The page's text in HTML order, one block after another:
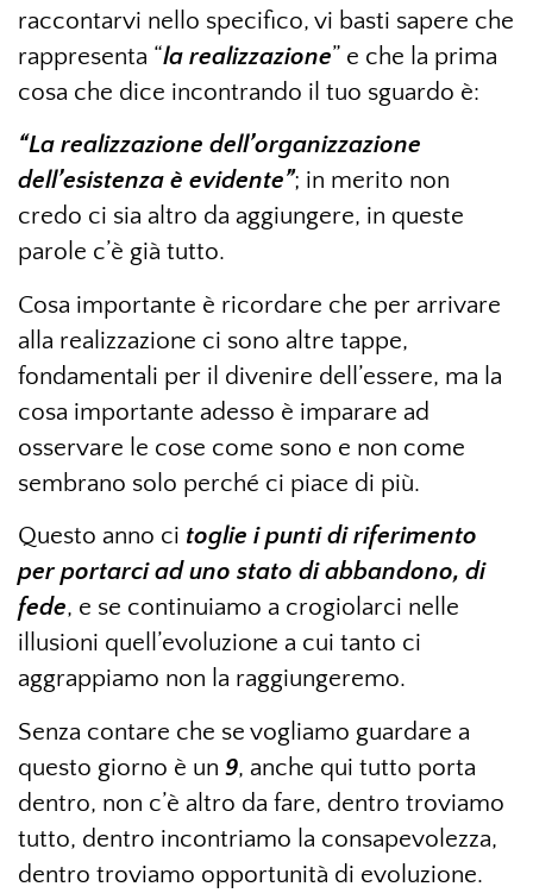
raccontarvi nello specifico, vi basti sapere che
rappresenta “la realizzazione” e che la prima
cosa che dice incontrando il tuo sguardo è:
“La realizzazione dell’organizzazione
dell’esistenza è evidente”; in merito non
credo ci sia altro da aggiungere, in queste
parole c’è già tutto.
Cosa importante è ricordare che per arrivare
alla realizzazione ci sono altre tappe,
fondamentali per il divenire dell’essere, ma la
cosa importante adesso è imparare ad
osservare le cose come sono e non come
sembrano solo perché ci piace di più.
Questo anno ci toglie i punti di riferimento
per portarci ad uno stato di abbandono, di
fede, e se continuiamo a crogiolarci nelle
illusioni quell’evoluzione a cui tanto ci
aggrappiamo non la raggiungeremo.
Senza contare che se vogliamo guardare a
questo giorno è un 9, anche qui tutto porta
dentro, non c’è altro da fare, dentro troviamo
tutto, dentro incontriamo la consapevolezza,
dentro troviamo opportunità di evoluzione.